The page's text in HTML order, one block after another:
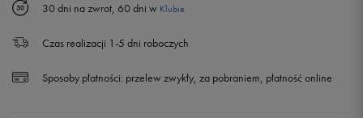
30 dni na zwrot, 60 dni w Klubie
Czas realizacji 1-5 dni roboczych
Sposoby płatności: przelew zwykły, za pobraniem, płatność online